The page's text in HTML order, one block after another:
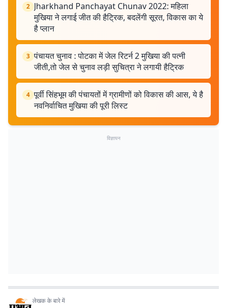
2 Jharkhand Panchayat Chunav 2022: महिला
मुखिया ने लगाई जीत की हैट्रिक, बदलेंगी सूरत, विकास का ये
है प्लान
3 पंचायत चुनाव : पोटका में जेल रिटर्न 2 मुखिया की पत्नी
जीती,तो जेल से चुनाव लड़ी सुचित्रा ने लगायी हैट्रिक
4 पूर्वी सिंहभूम की पंचायतों में ग्रामीणों को विकास की आस, ये है
नवनिर्वाचित मुखिया की पूरी लिस्ट
विज्ञापन
लेखक के बारे में